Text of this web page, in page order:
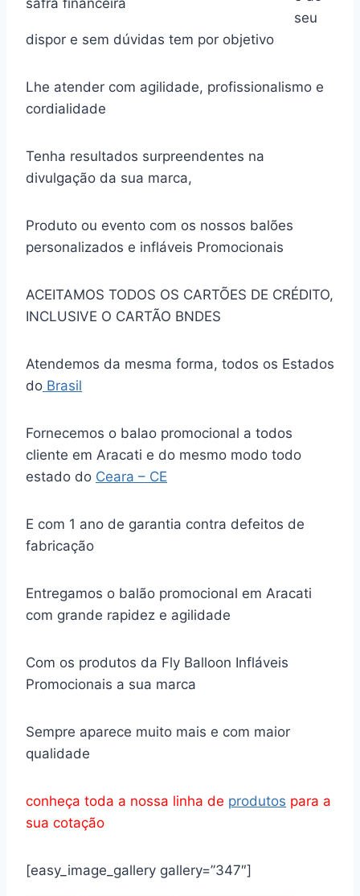
safra financeira
seu
dispor e sem dúvidas tem por objetivo
Lhe atender com agilidade, profissionalismo e
cordialidade
Tenha resultados surpreendentes na
divulgação da sua marca,
Produto ou evento com os nossos balões
personalizados e infláveis Promocionais
ACEITAMOS TODOS OS CARTÕES DE CRÉDITO,
INCLUSIVE O CARTÃO BNDES
Atendemos da mesma forma, todos os Estados
do Brasil
Fornecemos o balao promocional a todos
cliente em Aracati e do mesmo modo todo
estado do Ceara – CE
E com 1 ano de garantia contra defeitos de
fabricação
Entregamos o balão promocional em Aracati
com grande rapidez e agilidade
Com os produtos da Fly Balloon Infláveis
Promocionais a sua marca
Sempre aparece muito mais e com maior
qualidade
conheça toda a nossa linha de produtos para a
sua cotação
[easy_image_gallery gallery=”347″]